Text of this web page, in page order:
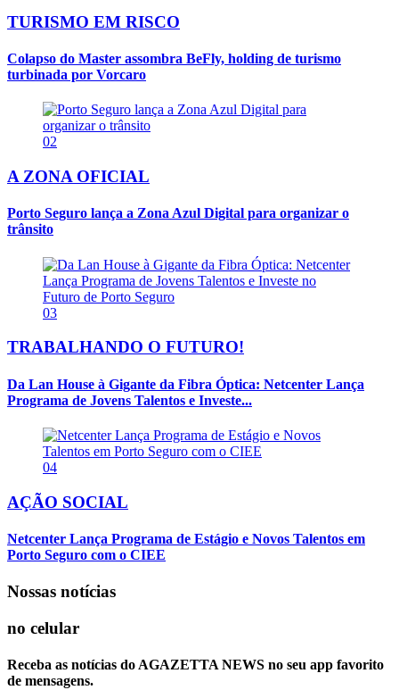
TURISMO EM RISCO
Colapso do Master assombra BeFly, holding de turismo
turbinada por Vorcaro
02
A ZONA OFICIAL
Porto Seguro lança a Zona Azul Digital para organizar o
trânsito
03
TRABALHANDO O FUTURO!
Da Lan House à Gigante da Fibra Óptica: Netcenter Lança
Programa de Jovens Talentos e Investe...
04
AÇÃO SOCIAL
Netcenter Lança Programa de Estágio e Novos Talentos em
Porto Seguro com o CIEE
Nossas notícias
no celular
Receba as notícias do AGAZETTA NEWS no seu app favorito
de mensagens.